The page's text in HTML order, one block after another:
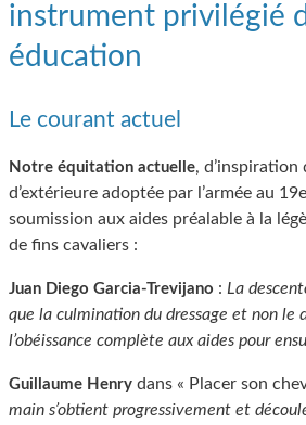
instrument privilégié
éducation
Le courant actuel
Notre équitation actuelle, d’inspiration
d’extérieure adoptée par l’armée au
soumission aux aides préalable à la
de fins cavaliers :
Juan Diego Garcia-Trevijano : La
que la culmination du dressage et non le
l’obéissance complète aux aides pour
Guillaume Henry dans « Placer son
main s’obtient progressivement et